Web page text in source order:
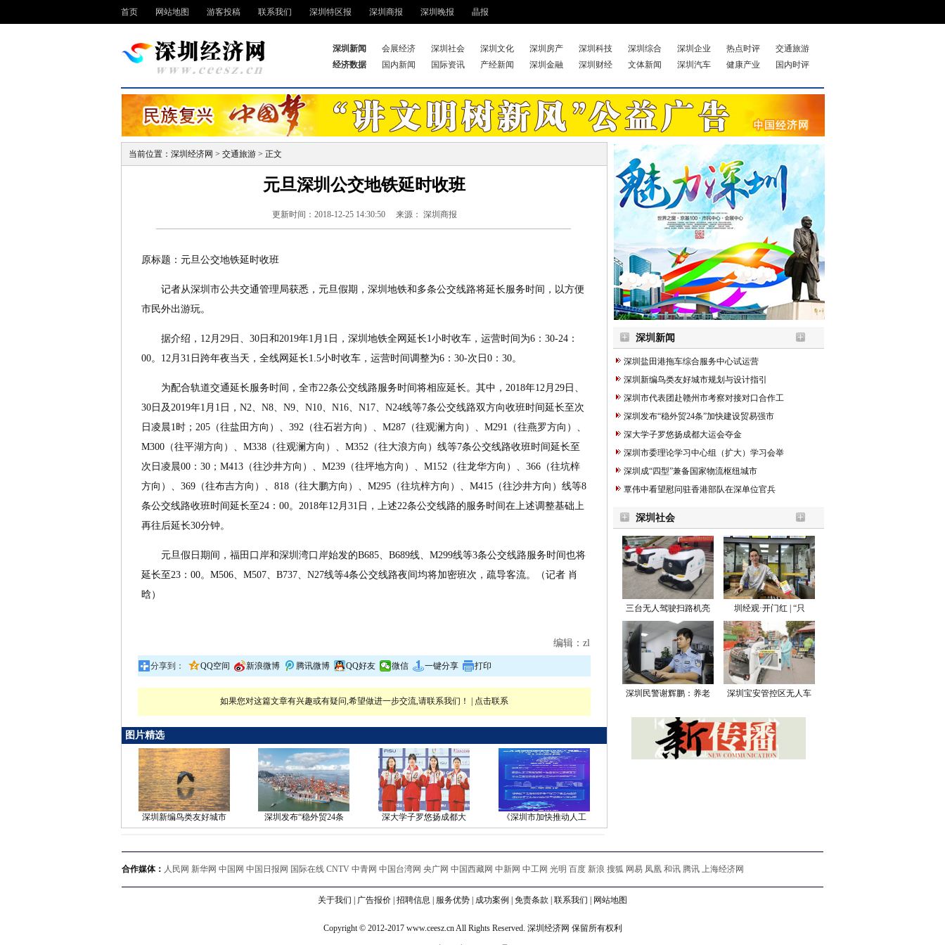
首页 网站地图 游客投稿 联系我们 深圳特区报 深圳商报 深圳晚报 晶报
深圳新闻 会展经济 深圳社会 深圳文化 深圳房产 深圳科技 深圳综合 深圳企业 热点时评
交通旅游
经济数据
国内新闻 国际资讯 产经新闻 深圳金融 深圳财经 文体新闻 深圳汽车 健康产业 国内时评
当前位置： 深圳经济网 > 交通旅游 > 正文
元旦深圳公交地铁延时收班
更新时间：2018-12-25 14:30:50 来源： 深圳商报
原标题：元旦公交地铁延时收班
记者从深圳市公共交通管理局获悉，元旦假期，深圳地铁和多条公交线路将延长服务时间，以方便
市民外出游玩。
据介绍，12月29日、30日和2019年1月1日，深圳地铁全网延长1小时收车，运营时间为6：30-24：
00。12月31日跨年夜当天，全线网延长1.5小时收车，运营时间调整为6：30-次日0：30。
为配合轨道交通延长服务时间，全市22条公交线路服务时间将相应延长。其中，2018年12月29日、
30日及2019年1月1日，N2、N8、N9、N10、N16、N17、N24线等7条公交线路双方向收班时间延长至次
日凌晨1时；205（往盐田方向）、392（往石岩方向）、M287（往观澜方向）、M291（往燕罗方向）、
M300（往平湖方向）、M338（往观澜方向）、M352（往大浪方向）线等7条公交线路收班时间延长至
次日凌晨00：30；M413（往沙井方向）、M239（往坪地方向）、M152（往龙华方向）、366（往坑梓
方向）、369（往布吉方向）、818（往大鹏方向）、M295（往坑梓方向）、M415（往沙井方向）线等8
条公交线路收班时间延长至24：00。2018年12月31日，上述22条公交线路的服务时间在上述调整基础上
再往后延长30分钟。
元旦假日期间，福田口岸和深圳湾口岸始发的B685、B689线、M299线等3条公交线路服务时间也将
延长至23：00。M506、M507、B737、N27线等4条公交线路夜间均将加密班次，疏导客流。（记者 肖
晗）
编辑：zl
分享到： QQ空间 新浪微博 腾讯微博 QQ好友 微信 一键分享 打印
如果您对这篇文章有兴趣或有疑问,希望做进一步交流,请联系我们！ | 点击联系
图片精选
深圳新编鸟类友好城市 深圳发布“稳外贸24条 深大学子罗悠扬成都大 《深圳市加快推动人工
深圳新闻
深圳盐田港拖车综合服务中心试运营
深圳新编鸟类友好城市规划与设计指引
深圳市代表团赴赣州市考察对接对口合作工
深圳发布“稳外贸24条”加快建设贸易强市
深大学子罗悠扬成都大运会夺金
深圳市委理论学习中心组（扩大）学习会举
深圳成“四型”兼备国家物流枢纽城市
覃伟中看望慰问驻香港部队在深单位官兵
深圳社会
三台无人驾驶扫路机亮 圳经观·开门红 | “只
深圳民警谢辉鹏：养老 深圳宝安管控区无人车
合作媒体： 人民网 新华网 中国网 中国日报网 国际在线 CNTV 中青网 中国台湾网 央广网 中国西藏网 中新网 中工网 光明 百度 新浪 搜狐 网易 凤凰 和讯 腾讯 上海经济网
关于我们 广告报价 招聘信息 服务优势 成功案例 免责条款 联系我们 网站地图
Copyright © 2012-2017 www.ceesz.cn All Rights Reserved. 深圳经济网 保留所有权利